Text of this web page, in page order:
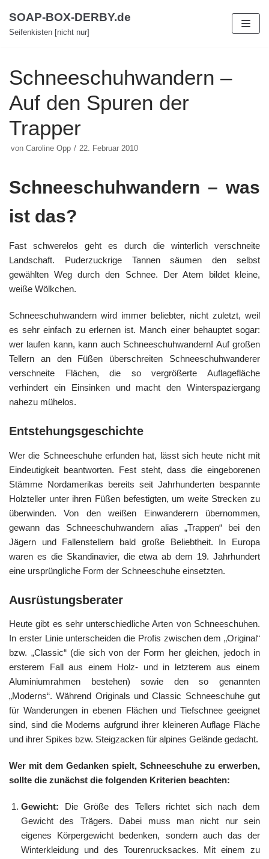
Zum
Inhalt
SOAP-BOX-DERBY.de
Seifenkisten [nicht nur]
Schneeschuhwandern –
Auf den Spuren der
Trapper
von Caroline Opp 22. Februar 2010
Schneeschuhwandern – was
ist das?
Fast schwerelos geht es durch die winterlich verschneite
Landschaft. Puderzuckrige Tannen säumen den selbst
gewählten Weg durch den Schnee. Der Atem bildet kleine,
weiße Wölkchen.
Schneeschuhwandern wird immer beliebter, nicht zuletzt, weil
es sehr einfach zu erlernen ist. Manch einer behauptet sogar:
wer laufen kann, kann auch Schneeschuhwandern! Auf großen
Tellern an den Füßen überschreiten Schneeschuhwanderer
verschneite Flächen, die so vergrößerte Auflagefläche
verhindert ein Einsinken und macht den Winterspaziergang
nahezu mühelos.
Entstehungsgeschichte
Wer die Schneeschuhe erfunden hat, lässt sich heute nicht mit
Eindeutigkeit beantworten. Fest steht, dass die eingeborenen
Stämme Nordamerikas bereits seit Jahrhunderten bespannte
Holzteller unter ihren Füßen befestigten, um weite Strecken zu
überwinden. Von den weißen Einwanderern übernommen,
gewann das Schneeschuhwandern alias „Trappen“ bei den
Jägern und Fallenstellern bald große Beliebtheit. In Europa
waren es die Skandinavier, die etwa ab dem 19. Jahrhundert
eine ursprüngliche Form der Schneeschuhe einsetzten.
Ausrüstungsberater
Heute gibt es sehr unterschiedliche Arten von Schneeschuhen.
In erster Linie unterscheiden die Profis zwischen dem „Original“
bzw. „Classic“ (die sich von der Form her gleichen, jedoch in
ersterem Fall aus einem Holz- und in letzterem aus einem
Aluminiumrahmen bestehen) sowie den so genannten
„Moderns“. Während Originals und Classic Schneeschuhe gut
für Wanderungen in ebenen Flächen und Tiefschnee geeignet
sind, sind die Moderns aufgrund ihrer kleineren Auflage Fläche
und ihrer Spikes bzw. Steigzacken für alpines Gelände gedacht.
Wer mit dem Gedanken spielt, Schneeschuhe zu erwerben,
sollte die zunächst die folgenden Kriterien beachten:
Gewicht: Die Größe des Tellers richtet sich nach dem
Gewicht des Trägers. Dabei muss man nicht nur sein
eigenes Körpergewicht bedenken, sondern auch das der
Winterkleidung und des Tourenrucksackes. Mit einem zu